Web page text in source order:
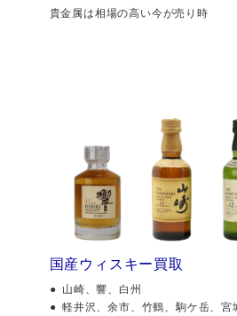
貴金属は相場の高い今が売り時
国産ウィスキー買取
山崎、響、白州
軽井沢、余市、竹鶴、駒ケ岳、宮